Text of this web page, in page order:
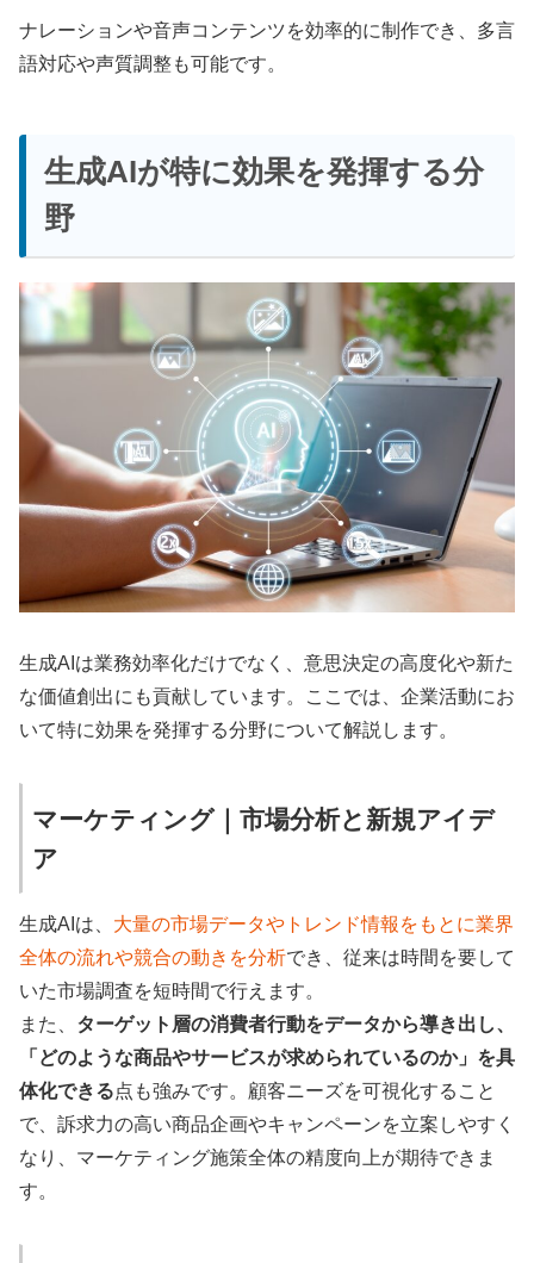
ナレーションや音声コンテンツを効率的に制作でき、多言
語対応や声質調整も可能です。
生成AIが特に効果を発揮する分
野
生成AIは業務効率化だけでなく、意思決定の高度化や新た
な価値創出にも貢献しています。ここでは、企業活動にお
いて特に効果を発揮する分野について解説します。
マーケティング｜市場分析と新規アイデ
ア
生成AIは、 大量の市場データやトレンド情報をもとに業界
全体の流れや競合の動きを分析でき、従来は時間を要して
いた市場調査を短時間で行えます。
また、 ターゲット層の消費者行動をデータから導き出し、
「どのような商品やサービスが求められているのか」を具
体化できる点も強みです。顧客ニーズを可視化すること
で、訴求力の高い商品企画やキャンペーンを立案しやすく
なり、マーケティング施策全体の精度向上が期待できま
す。